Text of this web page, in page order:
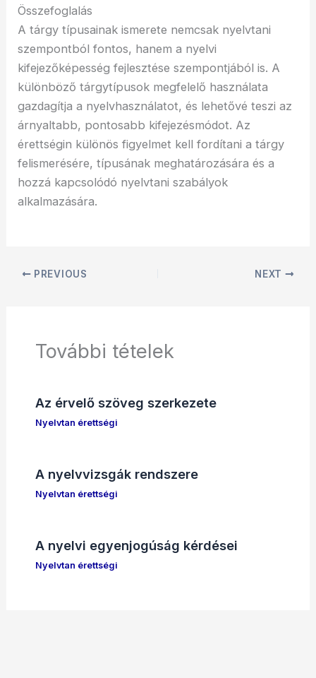
Összefoglalás
A tárgy típusainak ismerete nemcsak nyelvtani
szempontból fontos, hanem a nyelvi
kifejezőképesség fejlesztése szempontjából is. A
különböző tárgytípusok megfelelő használata
gazdagítja a nyelvhasználatot, és lehetővé teszi az
árnyaltabb, pontosabb kifejezésmódot. Az
érettségin különös figyelmet kell fordítani a tárgy
felismerésére, típusának meghatározására és a
hozzá kapcsolódó nyelvtani szabályok
alkalmazására.
PREVIOUS NEXT
További tételek
Az érvelő szöveg szerkezete
Nyelvtan érettségi
A nyelvvizsgák rendszere
Nyelvtan érettségi
A nyelvi egyenjogúság kérdései
Nyelvtan érettségi